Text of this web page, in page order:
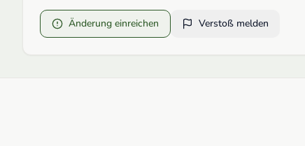
Änderung einreichen Verstoß melden